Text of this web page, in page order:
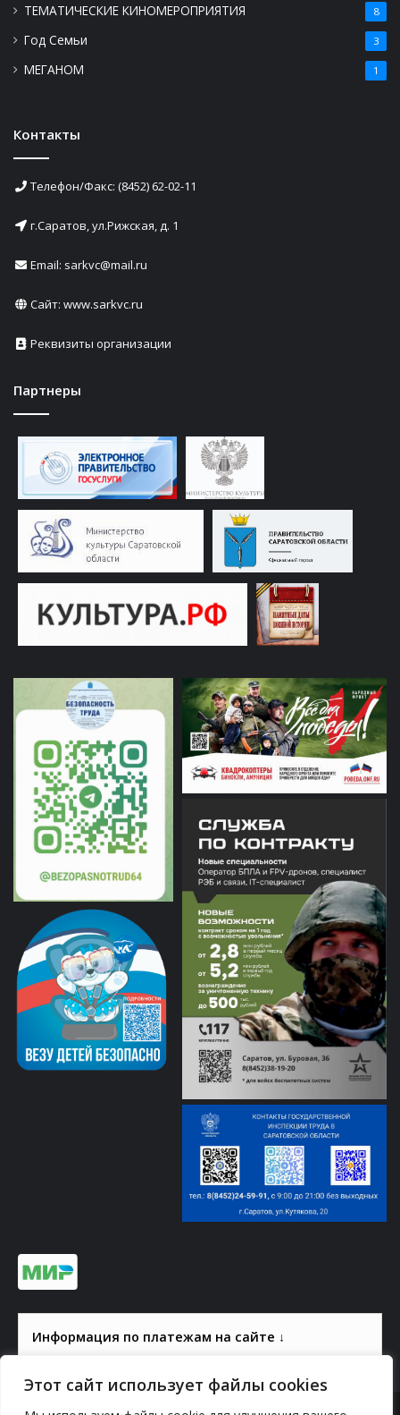
Этот сайт использует файлы cookies
ТЕМАТИЧЕСКИЕ КИНОМЕРОПРИЯТИЯ 8
Год Семьи 3
МЕГАНОМ 1
Контакты
Телефон/Факс: (8452) 62-02-11
г.Саратов, ул.Рижская, д. 1
Email: sarkvc@mail.ru
Сайт: www.sarkvc.ru
Реквизиты организации
Партнеры
Информация по платежам на сайте ↓